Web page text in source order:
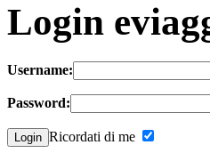
Login
Username:
Password:
Ricordati di me